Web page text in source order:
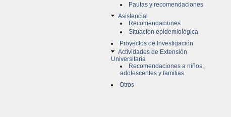
Pautas y recomendaciones
Asistencial
Recomendaciones
Situación epidemiológica
Proyectos de Investigación
Actividades de Extensión
Universitaria
Recomendaciones a niños,
adolescentes y familias
Otros